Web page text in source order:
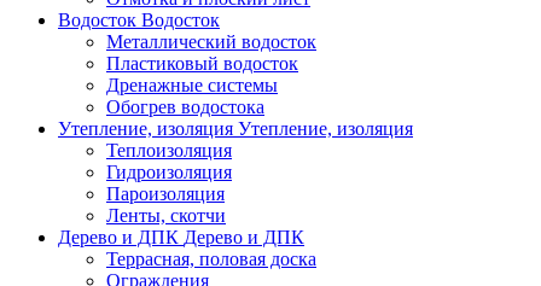
Водосток Водосток
Металлический водосток
Пластиковый водосток
Дренажные системы
Обогрев водостока
Утепление, изоляция Утепление, изоляция
Теплоизоляция
Гидроизоляция
Пароизоляция
Ленты, скотчи
Дерево и ДПК Дерево и ДПК
Террасная, половая доска
Ограждения